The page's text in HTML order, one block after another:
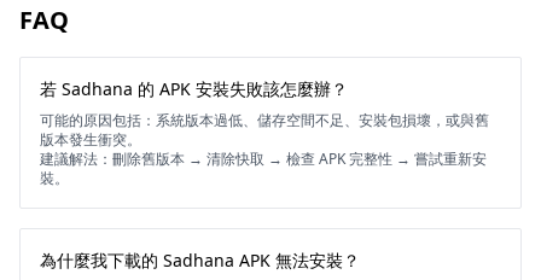
FAQ
若 Sadhana 的 APK 安裝失敗該怎麼辦？
可能的原因包括：系統版本過低、儲存空間不足、安裝包損壞，或與舊
版本發生衝突。
建議解法：刪除舊版本 → 清除快取 → 檢查 APK 完整性 → 嘗試重新安
裝。
為什麼我下載的 Sadhana APK 無法安裝？